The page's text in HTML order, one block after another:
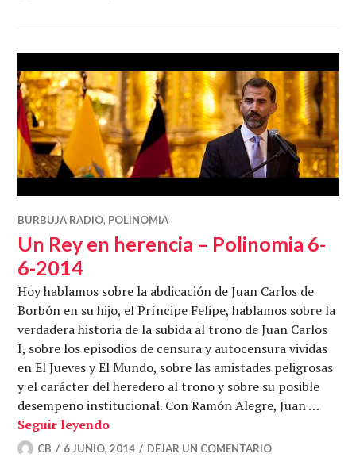
BURBUJA RADIO, POLINOMIA
Un Rey en herencia – Polinomia 6-
6-2014
Hoy hablamos sobre la abdicación de Juan Carlos de
Borbón en su hijo, el Príncipe Felipe, hablamos sobre la
verdadera historia de la subida al trono de Juan Carlos
I, sobre los episodios de censura y autocensura vividas
en El Jueves y El Mundo, sobre las amistades peligrosas
y el carácter del heredero al trono y sobre su posible
desempeño institucional. Con Ramón Alegre, Juan …
Seguir leyendoUn Rey en herencia – Polinomia 6-6-
CB 6 JUNIO, 2014 DEJAR UN COMENTARIO